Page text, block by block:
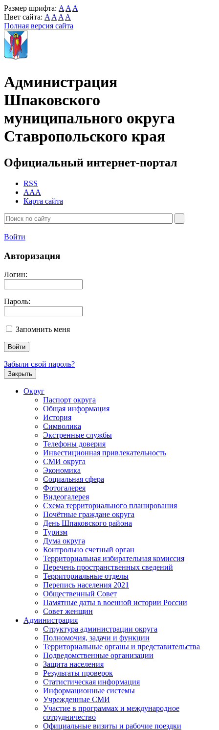
Размер шрифта: A A A
Цвет сайта: A A A A
Полная версия сайта
Администрация
Шпаковского
муниципального округа
Ставропольского края
Официальный интернет-портал
RSS
AAA
Карта сайта
Войти
Авторизация
Логин:
Пароль:
Запомнить меня
Забыли свой пароль?
Закрыть
Округ
Паспорт округа
Общая информация
История
Символика
Экстренные службы
Телефоны доверия
Инвестиционная привлекательность
СМИ округа
Экономика
Социальная сфера
Фотогалерея
Видеогалерея
Схема территориального планирования
Почётные граждане округа
День Шпаковского района
Туризм
Дума округа
Контрольно счетный орган
Территориальная избирательная комиссия
Перечень пространственных сведений
Территориальные отделы
Перепись населения 2021
Общественный Совет
Памятные даты в военной истории России
Совет женщин
Администрация
Структура администрации округа
Полномочия, задачи и функции
Территориальные органы и представительства
Подведомственные организации
Защита населения
Результаты проверок
Статистическая информация
Информационные системы
Учрежденные СМИ
Участие в программах и международное
сотрудничество
Официальные визиты и рабочие поездки